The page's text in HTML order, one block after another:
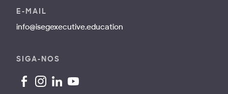
E-MAIL
info@isegexecutive.education
SIGA-NOS